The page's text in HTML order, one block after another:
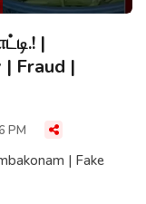
|
| Fraud |
PM
| Fake